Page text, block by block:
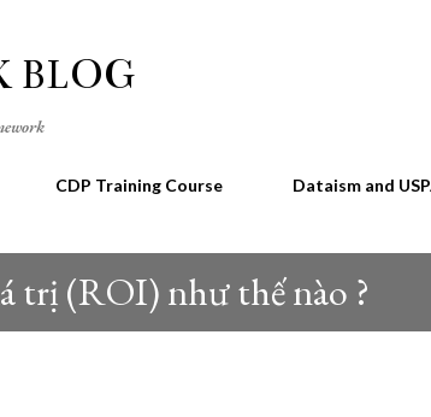
BLOG
CDP Training Course Dataism and
trị (ROI) như thế nào ?